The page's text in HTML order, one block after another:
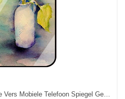
Huawei P Smart+ 2019 Hoesje Vers Mobiele Telefoon Spiegel Geel Gehard Glas Kopen